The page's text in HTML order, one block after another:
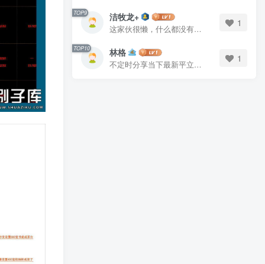
TOP9 洁牧龙+
这家伙很懒，什么都没有写...
1
TOP10 林格
不定时分享当下最新平立面图库
1
TOP9 洁牧龙+
这家伙很懒，什么都没有写...
1
TOP10 林格
不定时分享当下最新平立面图库
1